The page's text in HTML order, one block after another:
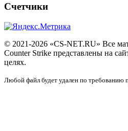
Счетчики
© 2021-2026 «CS-NET.RU» Все
Counter Strike представлены на
целях.
Любой файл будет удален по требованию